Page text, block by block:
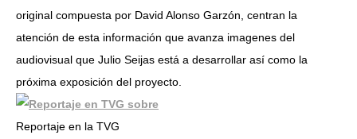
original compuesta por David Alonso Garzón, centran la
atención de esta información que avanza imagenes del
audiovisual que Julio Seijas está a desarrollar así como la
próxima exposición del proyecto.
Reportaje en la TVG